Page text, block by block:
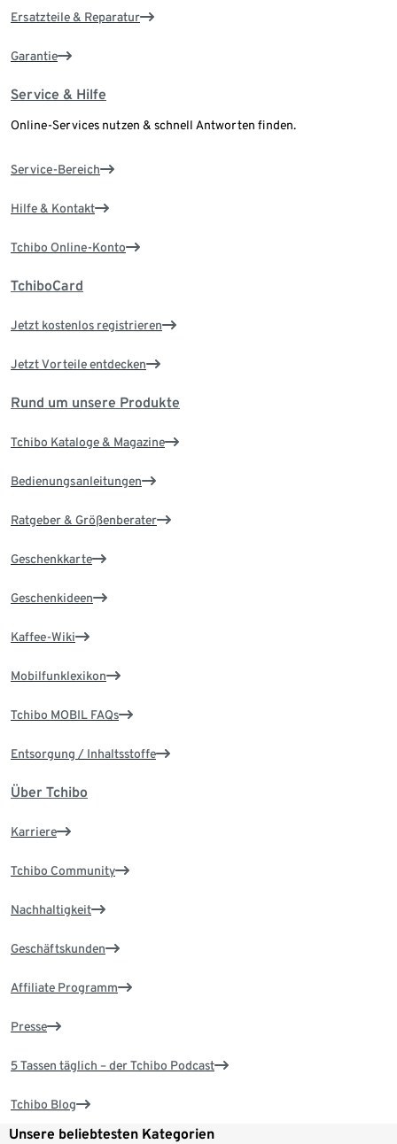
Ersatzteile & Reparatur
Garantie
Service & Hilfe
Online-Services nutzen & schnell Antworten finden.
Service-Bereich
Hilfe & Kontakt
Tchibo Online-Konto
TchiboCard
Jetzt kostenlos registrieren
Jetzt Vorteile entdecken
Rund um unsere Produkte
Tchibo Kataloge & Magazine
Bedienungsanleitungen
Ratgeber & Größenberater
Geschenkkarte
Geschenkideen
Kaffee-Wiki
Mobilfunklexikon
Tchibo MOBIL FAQs
Entsorgung / Inhaltsstoffe
Über Tchibo
Karriere
Tchibo Community
Nachhaltigkeit
Geschäftskunden
Affiliate Programm
Presse
5 Tassen täglich – der Tchibo Podcast
Tchibo Blog
Unsere beliebtesten Kategorien